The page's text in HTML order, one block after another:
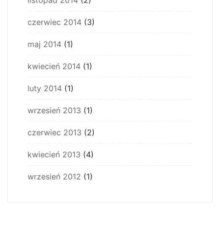
czerwiec 2014 (3)
maj 2014 (1)
kwiecień 2014 (1)
luty 2014 (1)
wrzesień 2013 (1)
czerwiec 2013 (2)
kwiecień 2013 (4)
wrzesień 2012 (1)